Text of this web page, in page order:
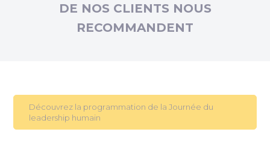
DE NOS CLIENTS NOUS
RECOMMANDENT
Découvrez la programmation de la Journée du
leadership humain